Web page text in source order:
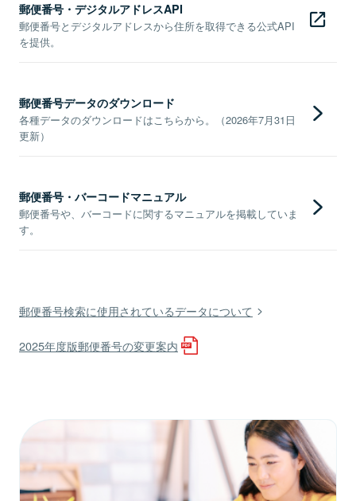
郵便番号・デジタルアドレスAPI
郵便番号とデジタルアドレスから住所を取得できる公式API
を提供。
郵便番号データのダウンロード
各種データのダウンロードはこちらから。（2026年7月31日
更新）
郵便番号・バーコードマニュアル
郵便番号や、バーコードに関するマニュアルを掲載していま
す。
郵便番号検索に使用されているデータについて
2025年度版郵便番号の変更案内